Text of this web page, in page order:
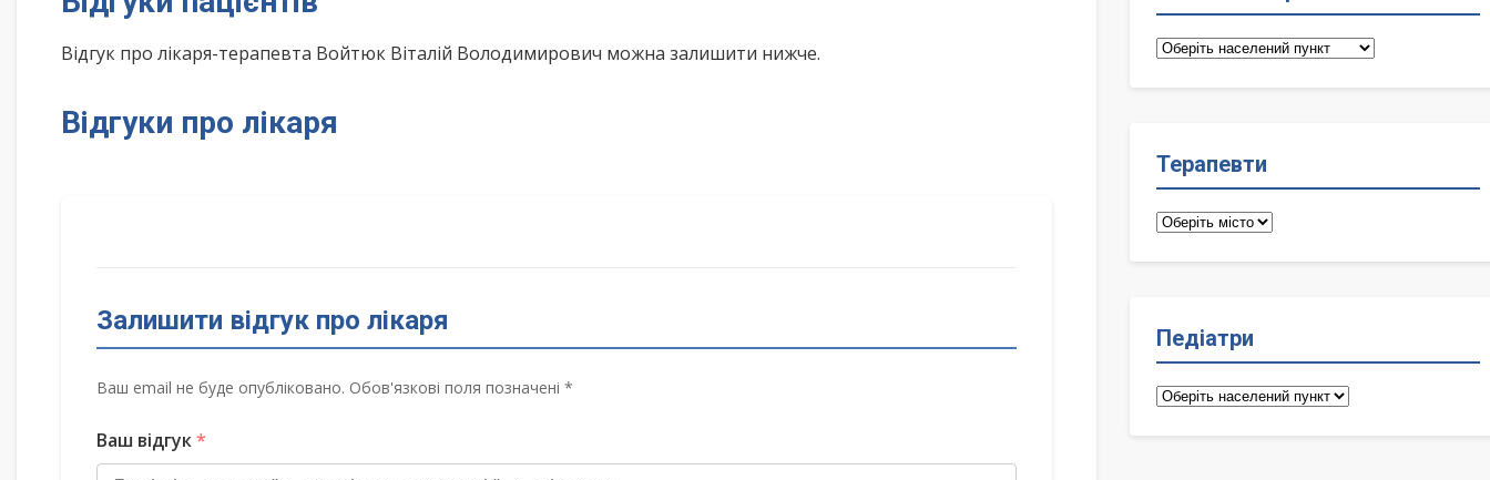
Відгук про лікаря-терапевта Войтюк Віталій Володимирович можна залишити нижче.
Відгуки про лікаря
Залишити відгук про лікаря
Ваш email не буде опубліковано. Обов'язкові поля позначені *
Ваш відгук*
Сімейні
Терапевти
Терапевти
Педіатри
Педіатри